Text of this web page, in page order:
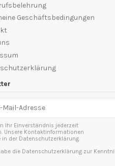
Geschäftsbedingungen
Ihr Einverständnis jederzeit
Unsere Kontaktinformationen
in der Datenschutzerklärung.
die Datenschutzerklärung zur